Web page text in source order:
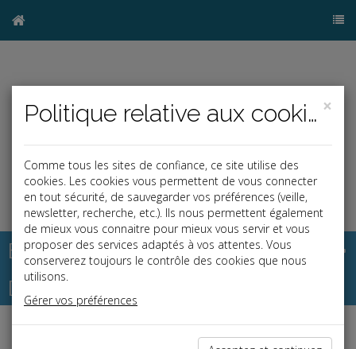
Base documentaire
Dépêches
×
Politique relative aux cookies
Comme tous les sites de confiance, ce site utilise des
cookies. Les cookies vous permettent de vous connecter
en tout sécurité, de sauvegarder vos préférences (veille,
newsletter, recherche, etc.). Ils nous permettent également
de mieux vous connaitre pour mieux vous servir et vous
proposer des services adaptés à vos attentes. Vous
conserverez toujours le contrôle des cookies que nous
utilisons.
Gérer vos préférences